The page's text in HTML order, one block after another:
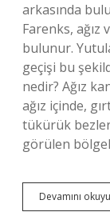
arkasında
Farenks,
bulunur.
geçişi bu
nedir? Ağız
ağız içinde,
tükürük
görülen
Devamını